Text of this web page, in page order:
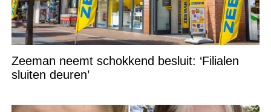
Zeeman neemt schokkend besluit: ‘Filialen
sluiten deuren’